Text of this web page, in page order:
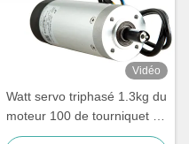
Vidéo
Watt servo triphasé 1.3kg du
moteur 100 de tourniquet de
basse tension